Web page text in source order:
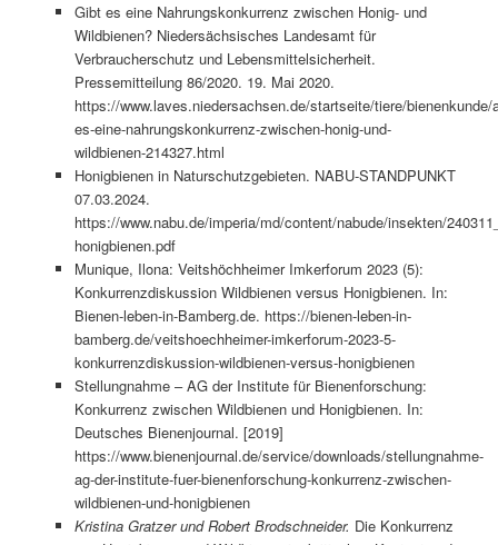
Gibt es eine Nahrungskonkurrenz zwischen Honig- und
Wildbienen? Niedersächsisches Landesamt für
Verbraucherschutz und Lebensmittelsicherheit.
Pressemitteilung 86/2020. 19. Mai 2020.
https://www.laves.niedersachsen.de/startseite/tiere/bienenkunde/
es-eine-nahrungskonkurrenz-zwischen-honig-und-
wildbienen-214327.html
Honigbienen in Naturschutzgebieten. NABU-STANDPUNKT
07.03.2024.
https://www.nabu.de/imperia/md/content/nabude/insekten/
honigbienen.pdf
Munique, Ilona: Veitshöchheimer Imkerforum 2023 (5):
Konkurrenzdiskussion Wildbienen versus Honigbienen. In:
Bienen-leben-in-Bamberg.de. https://bienen-leben-in-
bamberg.de/veitshoechheimer-imkerforum-2023-5-
konkurrenzdiskussion-wildbienen-versus-honigbienen
Stellungnahme – AG der Institute für Bienenforschung:
Konkurrenz zwischen Wildbienen und Honigbienen. In:
Deutsches Bienenjournal. [2019]
https://www.bienenjournal.de/service/downloads/stellungnahme-
ag-der-institute-fuer-bienenforschung-konkurrenz-zwischen-
wildbienen-und-honigbienen
Kristina Gratzer und Robert Brodschneider. Die Konkurrenz